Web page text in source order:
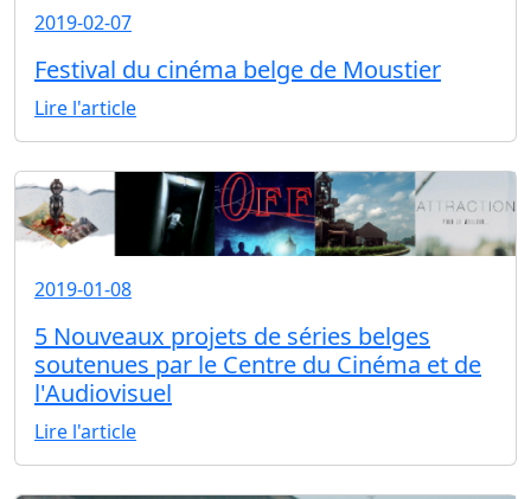
2019-02-07
Festival du cinéma belge de Moustier
Lire l'article
2019-01-08
5 Nouveaux projets de séries belges
soutenues par le Centre du Cinéma et de
l'Audiovisuel
Lire l'article